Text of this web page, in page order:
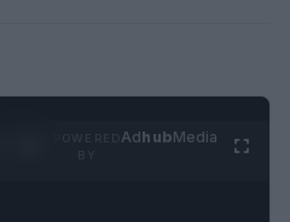
AdhubMedia